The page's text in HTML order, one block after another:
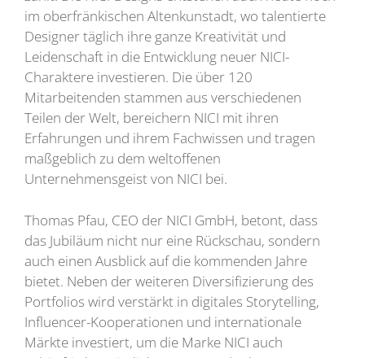
im oberfränkischen Altenkunstadt, wo talentierte
Designer täglich ihre ganze Kreativität und
Leidenschaft in die Entwicklung neuer NICI-
Charaktere investieren. Die über 120
Mitarbeitenden stammen aus verschiedenen
Teilen der Welt, bereichern NICI mit ihren
Erfahrungen und ihrem Fachwissen und tragen
maßgeblich zu dem weltoffenen
Unternehmensgeist von NICI bei.
Thomas Pfau, CEO der NICI GmbH, betont, dass
das Jubiläum nicht nur eine Rückschau, sondern
auch einen Ausblick auf die kommenden Jahre
bietet. Neben der weiteren Diversifizierung des
Portfolios wird verstärkt in digitales Storytelling,
Influencer-Kooperationen und internationale
Märkte investiert, um die Marke NICI auch